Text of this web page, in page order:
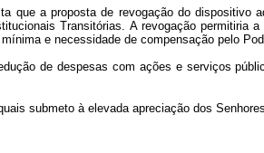
que a proposta de revogação do dispositivo
Transitórias. A revogação permitiria a
e necessidade de compensação pelo
de despesas com ações e serviços
submeto à elevada apreciação dos